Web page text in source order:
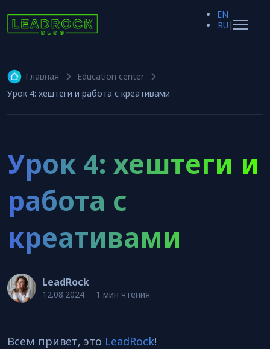
EN
RU |
Главная
Education center
Урок 4: хештеги и работа с креативами
Урок 4: хештеги и
работа с
креативами
LeadRock
12.08.2024 1 мин чтения
Всем привет, это LeadRock!